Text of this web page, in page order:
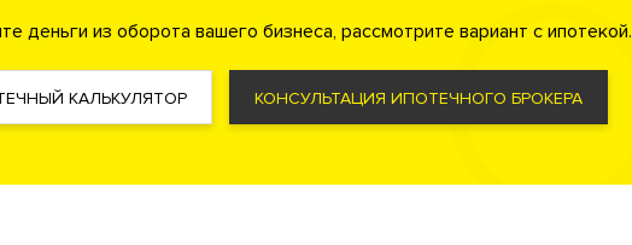
комнаты. Детская игровая комната. Станции зарядки
деньги из оборота вашего бизнеса, рассмотрите вариант с ипотекой.
КАЛЬКУЛЯТОР КОНСУЛЬТАЦИЯ ИПОТЕЧНОГО БРОКЕРА